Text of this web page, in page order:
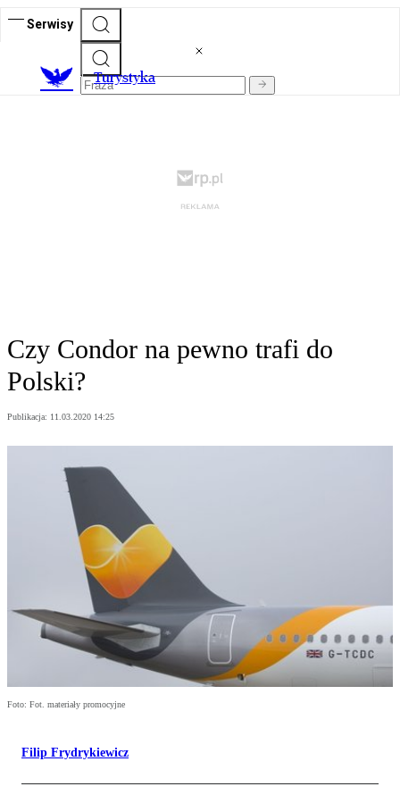
Serwisy
Turystyka
Czy Condor na pewno trafi do
Polski?
Publikacja: 11.03.2020 14:25
Foto: Fot. materiały promocyjne
Filip Frydrykiewicz